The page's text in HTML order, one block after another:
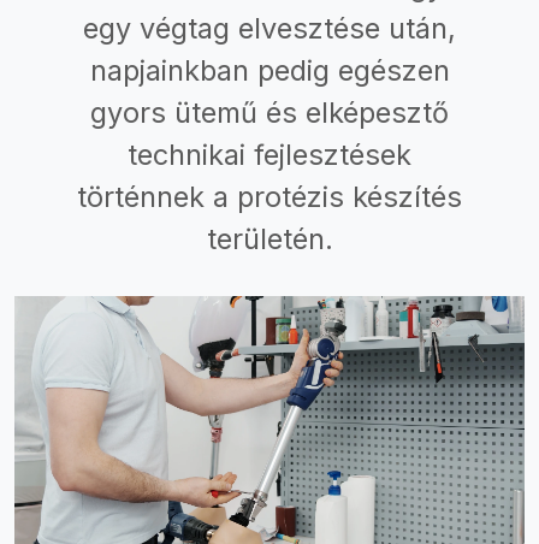
egy végtag elvesztése után,
napjainkban pedig egészen
gyors ütemű és elképesztő
technikai fejlesztések
történnek a protézis készítés
területén.